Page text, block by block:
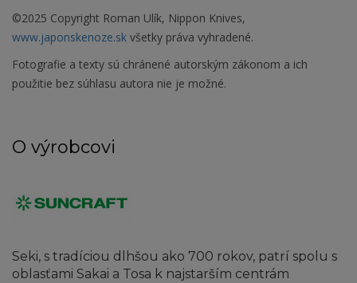
©2025 Copyright Roman Ulík, Nippon Knives,
www.japonskenoze.sk všetky práva vyhradené.
Fotografie a texty sú chránené autorským zákonom a ich
použitie bez súhlasu autora nie je možné.
O výrobcovi
Seki, s tradíciou dlhšou ako 700 rokov, patrí spolu s
oblasťami Sakai a Tosa k najstarším centrám